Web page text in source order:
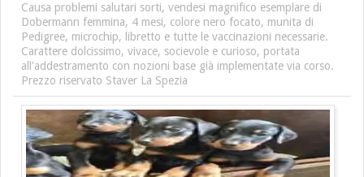
Causa problemi salutari sorti, vendesi magnifico esemplare di
Dobermann femmina, 4 mesi, colore nero focato, munita di
Pedigree, microchip, libretto e tutte le vaccinazioni necessarie.
Carattere dolcissimo, vivace, socievole e curioso, portata
all'addestramento con nozioni base già implementate via corso.
Prezzo riservato Staver La Spezia